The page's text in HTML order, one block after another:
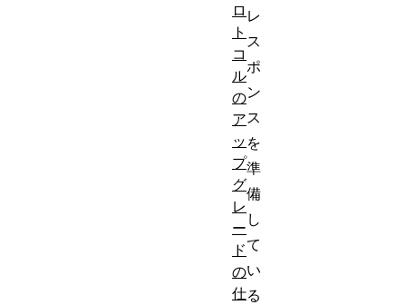
レ
ス
ポ
ン
ス
を
準
備
し
て
い
る
ロ
ト
コ
ル
の
ア
ッ
プ
グ
レ
ー
ド
の
仕